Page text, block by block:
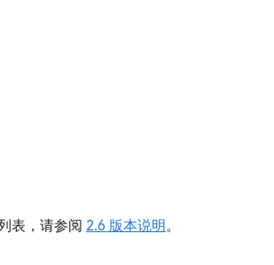
表，请参阅 2.6 版本说明。